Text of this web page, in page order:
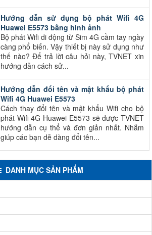
Hướng dẫn sử dụng bộ phát Wifi 4G
Huawei E5573 bằng hình ảnh
Bộ phát Wifi di động từ Sim 4G cầm tay ngày
càng phổ biến. Vậy thiết bị này sử dụng như
thế nào? Để trả lời câu hỏi này, TVNET xin
hướng dẫn cách sử...
Hướng dẫn đổi tên và mật khẩu bộ phát
Wifi 4G Huawei E5573
Cách thay đổi tên và mật khẩu Wifi cho bộ
phát Wifi 4G Huawei E5573 sẽ được TVNET
hướng dẫn cụ thể và đơn giản nhất. Nhắm
giúp các bạn dễ dàng đổi tên...
DANH MỤC SẢN PHẨM